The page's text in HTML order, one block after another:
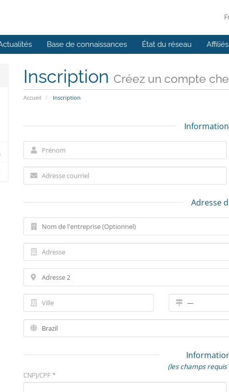
Base de connaissances État du réseau Affiliés
Inscription Créez un compte
Accueil Inscription
Adresse
(les champs
CNPJ/CPF *